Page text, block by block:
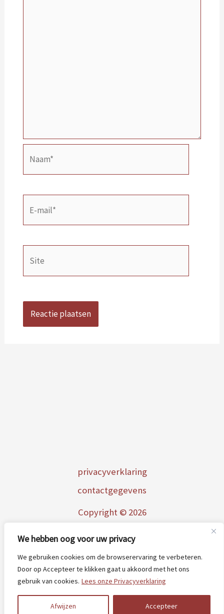
We hebben oog voor uw privacy
We gebruiken cookies om de browserervaring te verbeteren.
Door op Accepteer te klikken gaat u akkoord met het ons
gebruik van cookies. Lees onze Privacyverklaring
Afwijzen Accepteer
privacyverklaring
contactgegevens
Copyright © 2026